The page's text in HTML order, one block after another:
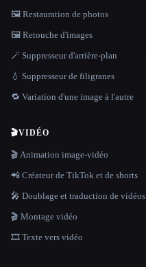
🖼️ Restauration de photos
🖼️ Retouche d'images
🪄 Suppresseur d'arrière-plan
💧 Suppresseur de filigranes
🔁 Variation d'une image à l'autre
🎬VIDÉO
🎬 Animation image-vidéo
📲 Créateur de TikTok et de shorts
🎤 Doublage et traduction de vidéos
🎬 Montage vidéo
🎞️ Texte vers vidéo